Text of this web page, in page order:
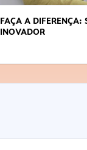
FAÇA A DIFERENÇA:
INOVADOR